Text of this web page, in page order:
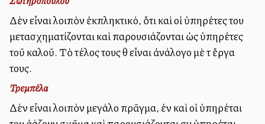
Δὲν εἶναι λοιπὸν ἐκπληκτικό, ὅτι καὶ οἱ ὑπηρέτες του
μετασχηματίζονται καὶ παρουσιάζονται ὡς ὑπηρέτες
τοῦ καλοῦ. Τὸ τέλος τους θὰ εἶναι ἀνάλογο μὲ τὰ ἔργα
τους.
Τρεμπέλα
Δὲν εἶναι λοιπὸν μεγάλο πρᾶγμα, ἐὰν καὶ οἱ ὑπηρέται